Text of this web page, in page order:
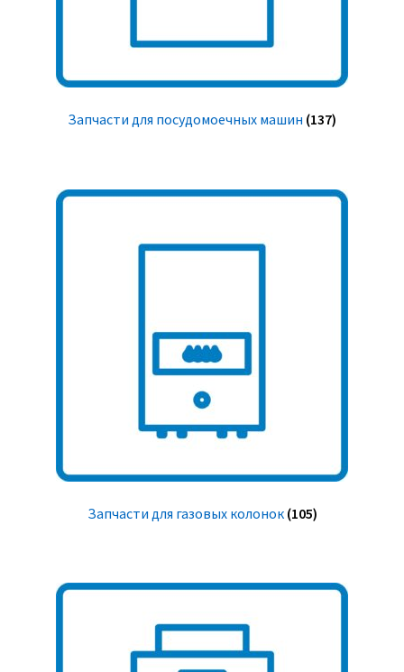
Запчасти для посудомоечных машин (137)
Запчасти для газовых колонок (105)